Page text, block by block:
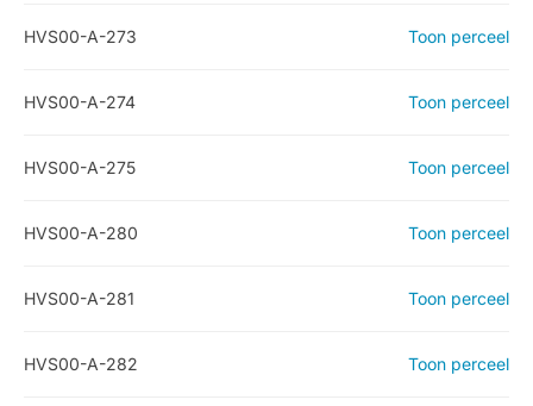
HVS00-A-273 Toon perceel
HVS00-A-274 Toon perceel
HVS00-A-275 Toon perceel
HVS00-A-280 Toon perceel
HVS00-A-281 Toon perceel
HVS00-A-282 Toon perceel